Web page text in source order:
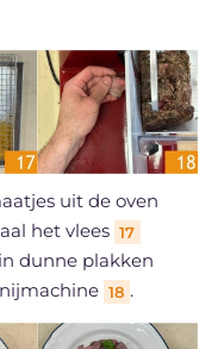
uit de oven
het vlees 17
dunne plakken
18 .